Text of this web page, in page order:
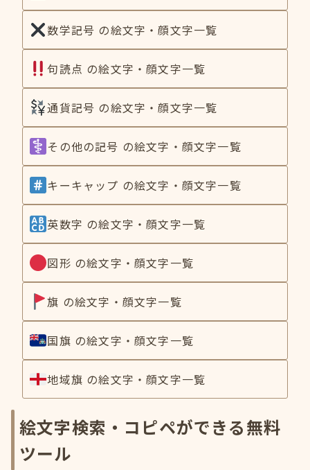
数学記号 の絵文字・顔文字一覧
句読点 の絵文字・顔文字一覧
通貨記号 の絵文字・顔文字一覧
その他の記号 の絵文字・顔文字一覧
キーキャップ の絵文字・顔文字一覧
英数字 の絵文字・顔文字一覧
図形 の絵文字・顔文字一覧
旗 の絵文字・顔文字一覧
国旗 の絵文字・顔文字一覧
地域旗 の絵文字・顔文字一覧
絵文字検索・コピペができる無料
ツール